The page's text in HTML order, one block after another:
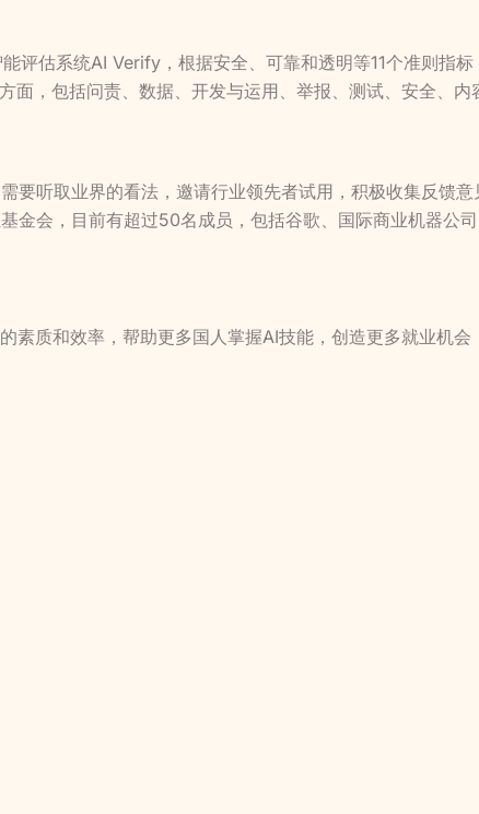
评估系统AI Verify，根据安全、可靠和透明等11个准则指
面，包括问责、数据、开发与运用、举报、测试、安全、
要听取业界的看法，邀请行业领先者试用，积极收集反馈
金会，目前有超过50名成员，包括谷歌、国际商业机器公
素质和效率，帮助更多国人掌握AI技能，创造更多就业机